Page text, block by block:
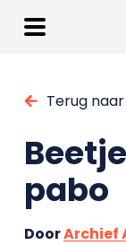
Terug
pabo
DoorArchief